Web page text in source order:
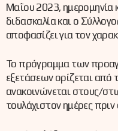
Μαΐου 2023, ημερομηνία
διδασκαλία και ο
αποφασίζει για τον
Το πρόγραμμα των
εξετάσεων ορίζεται από
ανακοινώνεται στους/
τουλάχιστον ημέρες